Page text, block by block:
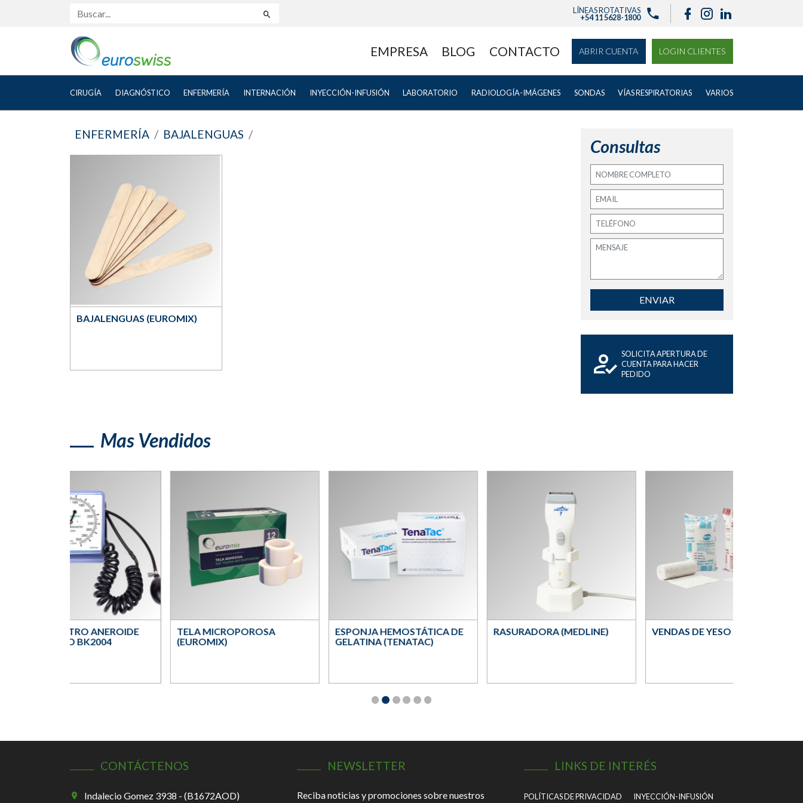
Buscar... LÍNEAS ROTATIVAS
+54 11 5628-1800
EMPRESA BLOG CONTACTO ABRIR CUENTA LOGIN CLIENTES
CIRUGÍA DIAGNÓSTICO ENFERMERÍA INTERNACIÓN INYECCIÓN-INFUSIÓN LABORATORIO RADIOLOGÍA-IMÁGENES SONDAS VÍAS RESPIRATORIAS VARIOS
ENFERMERÍA BAJALENGUAS
BAJALENGUAS (EUROMIX)
Consultas
ENVIAR
SOLICITA APERTURA DE
CUENTA PARA HACER
PEDIDO
Mas Vendidos
TENSIÓMETRO ANEROIDE
PARA PARED BK2004
TELA MICROPOROSA
(EUROMIX)
ESPONJA HEMOSTÁTICA DE
GELATINA (TENATAC)
RASURADORA (MEDLINE) VENDAS DE YESO (MCM)
CONTÁCTENOS
Indalecio Gomez 3938 - (B1672AOD)
NEWSLETTER
Reciba noticias y promociones sobre nuestros
LINKS DE INTERÉS
POLÍTICAS DE PRIVACIDAD INYECCIÓN-INFUSIÓN